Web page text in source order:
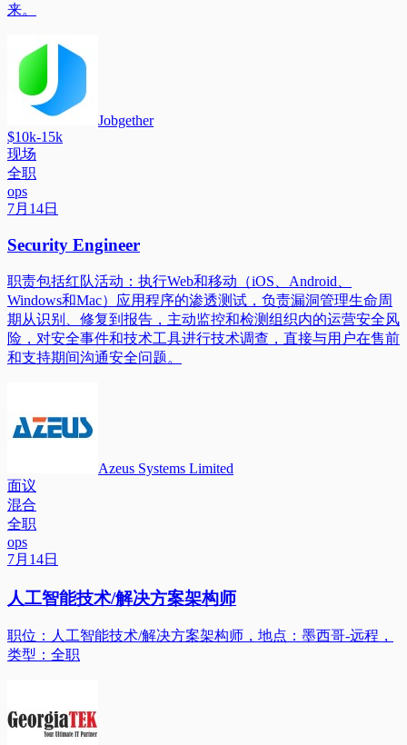
来。
Jobgether
$10k-15k
现场
全职
ops
7月14日
Security Engineer
职责包括红队活动：执行Web和移动（iOS、Android、
Windows和Mac）应用程序的渗透测试，负责漏洞管理生命周
期从识别、修复到报告，主动监控和检测组织内的运营安全风
险，对安全事件和技术工具进行技术调查，直接与用户在售前
和支持期间沟通安全问题。
Azeus Systems Limited
面议
混合
全职
ops
7月14日
人工智能技术/解决方案架构师
职位：人工智能技术/解决方案架构师，地点：墨西哥-远程，
类型：全职